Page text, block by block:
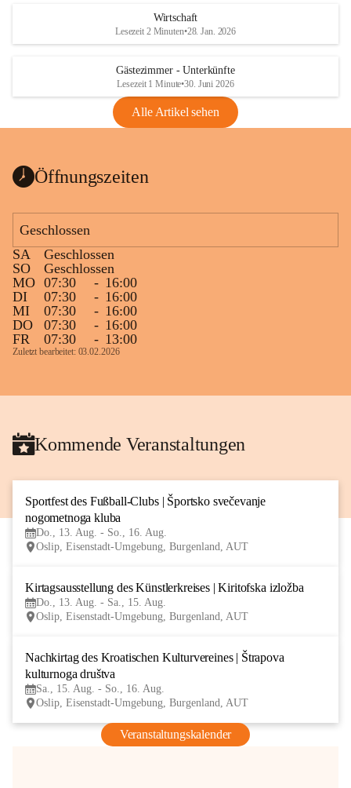
Wirtschaft
Lesezeit 2 Minuten•28. Jan. 2026
Gästezimmer - Unterkünfte
Lesezeit 1 Minute•30. Juni 2026
Alle Artikel sehen
Öffnungszeiten
Geschlossen
SA
Geschlossen
SO
Geschlossen
MO 07:30 - 16:00
DI
07:30 - 16:00
MI
07:30 - 16:00
DO
07:30 - 16:00
FR
07:30 - 13:00
Zuletzt bearbeitet: 03.02.2026
Kommende Veranstaltungen
Sportfest des Fußball-Clubs | Športsko svečevanje
nogometnoga kluba
Do., 13. Aug. - So., 16. Aug.
Oslip, Eisenstadt-Umgebung, Burgenland, AUT
Kirtagsausstellung des Künstlerkreises | Kiritofska izložba
Do., 13. Aug. - Sa., 15. Aug.
Oslip, Eisenstadt-Umgebung, Burgenland, AUT
Nachkirtag des Kroatischen Kulturvereines | Štrapova
kulturnoga društva
Sa., 15. Aug. - So., 16. Aug.
Oslip, Eisenstadt-Umgebung, Burgenland, AUT
Veranstaltungskalender